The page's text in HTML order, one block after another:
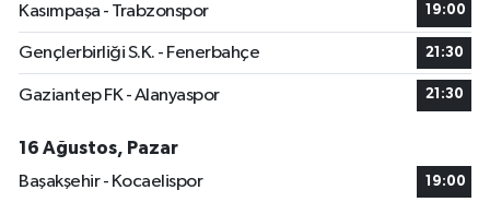
Kasımpaşa - Trabzonspor 19:00
Gençlerbirliği S.K. - Fenerbahçe 21:30
Gaziantep FK - Alanyaspor 21:30
16 Ağustos, Pazar
Başakşehir - Kocaelispor
19:00